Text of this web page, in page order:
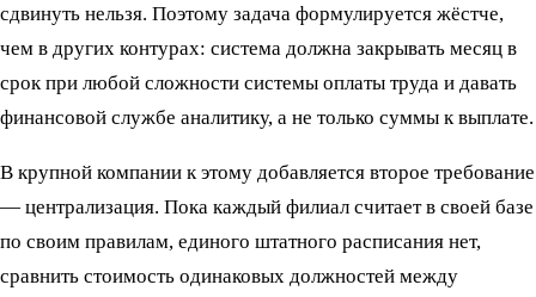
сдвинуть нельзя. Поэтому задача формулируется жёстче,
чем в других контурах: система должна закрывать месяц в
срок при любой сложности системы оплаты труда и давать
финансовой службе аналитику, а не только суммы к выплате.
В крупной компании к этому добавляется второе требование
— централизация. Пока каждый филиал считает в своей базе
по своим правилам, единого штатного расписания нет,
сравнить стоимость одинаковых должностей между